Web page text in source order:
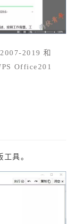
2019 和
Office201
具。